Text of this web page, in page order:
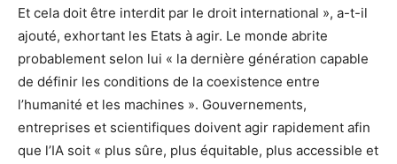
Et cela doit être interdit par le droit international », a-t-il
ajouté, exhortant les Etats à agir. Le monde abrite
probablement selon lui « la dernière génération capable
de définir les conditions de la coexistence entre
l’humanité et les machines ». Gouvernements,
entreprises et scientifiques doivent agir rapidement afin
que l’IA soit « plus sûre, plus équitable, plus accessible et